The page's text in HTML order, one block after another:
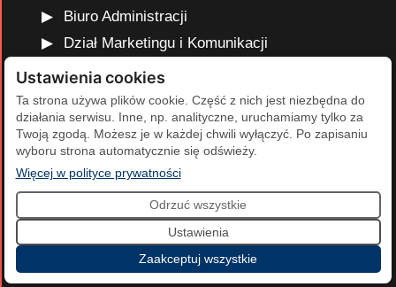
Biuro Administracji
Dział Marketingu i Komunikacji
Dział Edukacji Olimpijskiej
Dział Finansów i Kadr
Dział Projektów Olimpijskich
Dział Programów Rozwojowych
2026 Polski Komitet Olimpijski | Projekt i realizacja:
Cumulus.
Ustawienia cookies
Ta strona używa plików cookie. Część z nich jest niezbędna do
działania serwisu. Inne, np. analityczne, uruchamiamy tylko za
Twoją zgodą. Możesz je w każdej chwili wyłączyć. Po zapisaniu
wyboru strona automatycznie się odświeży.
Więcej w polityce prywatności(otwiera się w nowej karcie)
Odrzuć wszystkie
Ustawienia
Zaakceptuj wszystkie